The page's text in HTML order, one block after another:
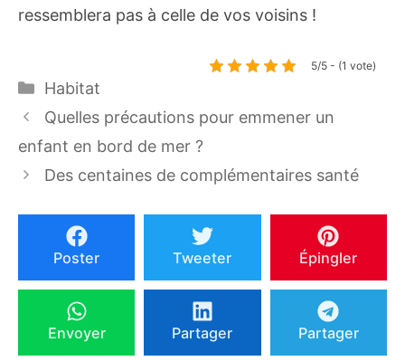
ressemblera pas à celle de vos voisins !
5/5 - (1 vote)
Catégories
Habitat
Quelles précautions pour emmener un
enfant en bord de mer ?
Des centaines de complémentaires santé
Poster Tweeter Épingler
Envoyer Partager Partager